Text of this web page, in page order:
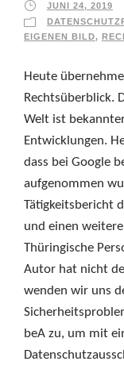
JUNI 24, 2019
EIGENEN BILD,
Heute
Rechtsüberblick.
Welt ist
Entwicklungen.
dass bei Google
aufgenommen
Tätigkeitsbericht
und einen
Thüringische
Autor hat nicht
wenden wir uns
beA zu, um mit